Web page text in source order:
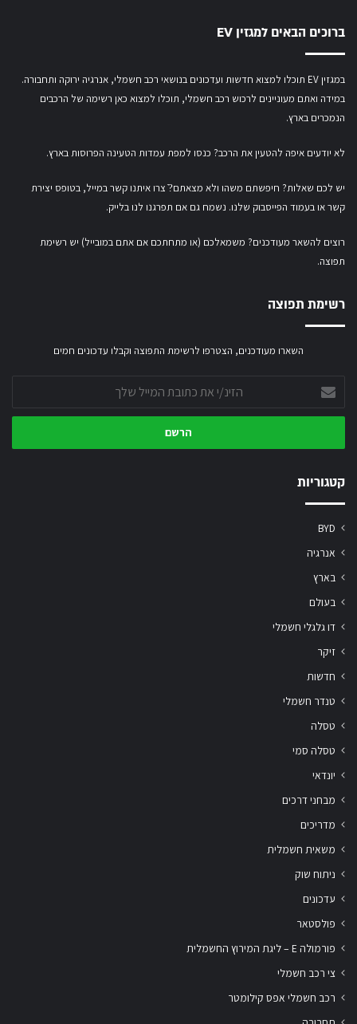
ברוכים הבאים למגזין EV
במגזין EV תוכלו למצוא חדשות ועדכונים בנושאי רכב חשמלי, אנרגיה ירוקה ותחבורה.
במידה ואתם מעוניינים לרכוש רכב חשמלי, תוכלו למצוא כאן רשימה של הרכבים
הנמכרים בארץ.
לא יודעים איפה להטעין את הרכב? כנסו למפת עמדות הטעינה הפרוסות בארץ.
יש לכם שאלות? חיפשתם משהו ולא מצאתם?ֿ צרו איתנו קשר במייל, בטופס יצירת
קשראובעמוד הפייסבוק שלנו. נשמח גם אם תפרגנו לנו בלייק.
רוצים להשאר מעודכנים? משמאלכם (או מתחתכם אם אתם במובייל) יש רשימת
תפוצה.
רשימת תפוצה
השארו מעודכנים, הצטרפו לרשימת התפוצה וקבלו עדכונים חמים
את
כתובת
שלך
קטגוריות
BYD
אנרגיה
בארץ
בעולם
דו גלגלי חשמלי
זיקר
חדשות
טנדר חשמלי
טסלה
טסלה סמי
יונדאי
מבחני דרכים
מדריכים
משאית חשמלית
ניתוח שוק
עדכונים
פולסטאר
פורמולה E – ליגת המירוץ החשמלית
צי רכב חשמלי
רכב חשמלי אפס קילומטר